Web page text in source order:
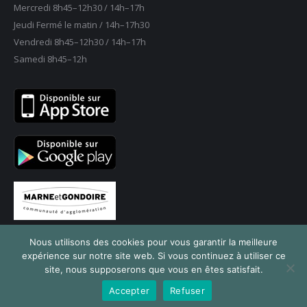
Mercredi 8h45–12h30 / 14h–17h
Jeudi Fermé le matin / 14h–17h30
Vendredi 8h45–12h30 / 14h–17h
Samedi 8h45–12h
© 2024 Mairie de Saint-Thibault des Vignes
Navigation
Nous utilisons des cookies pour vous garantir la meilleure
expérience sur notre site web. Si vous continuez à utiliser ce
site, nous supposerons que vous en êtes satisfait.
Accepter
Refuser